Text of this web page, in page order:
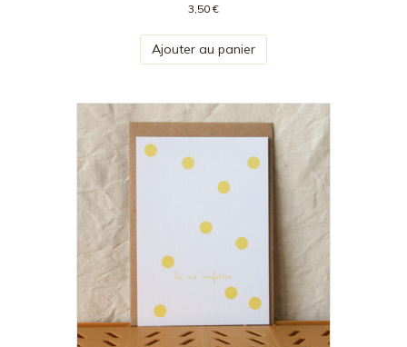
3,50€
Ajouter au panier